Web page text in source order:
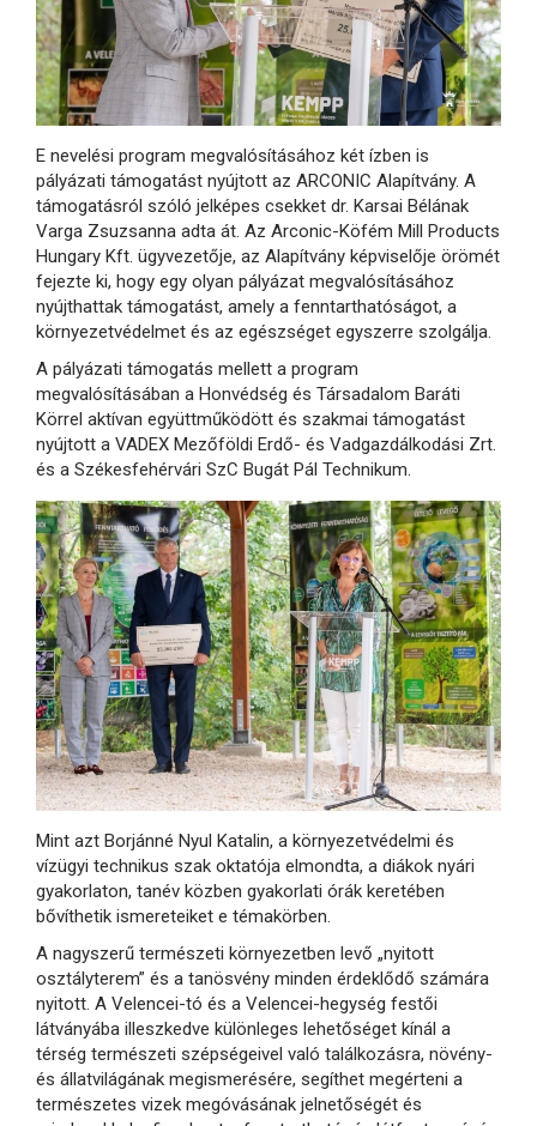
E nevelési program megvalósításához két ízben is
pályázati támogatást nyújtott az ARCONIC Alapítvány. A
támogatásról szóló jelképes csekket dr. Karsai Bélának
Varga Zsuzsanna adta át. Az Arconic-Köfém Mill Products
Hungary Kft. ügyvezetője, az Alapítvány képviselője örömét
fejezte ki, hogy egy olyan pályázat megvalósításához
nyújthattak támogatást, amely a fenntarthatóságot, a
környezetvédelmet és az egészséget egyszerre szolgálja.
A pályázati támogatás mellett a program
megvalósításában a Honvédség és Társadalom Baráti
Körrel aktívan együttműködött és szakmai támogatást
nyújtott a VADEX Mezőföldi Erdő- és Vadgazdálkodási Zrt.
és a Székesfehérvári SzC Bugát Pál Technikum.
Mint azt Borjánné Nyul Katalin, a környezetvédelmi és
vízügyi technikus szak oktatója elmondta, a diákok nyári
gyakorlaton, tanév közben gyakorlati órák keretében
bővíthetik ismereteiket e témakörben.
A nagyszerű természeti környezetben levő „nyitott
osztályterem” és a tanösvény minden érdeklődő számára
nyitott. A Velencei-tó és a Velencei-hegység festői
látványába illeszkedve különleges lehetőséget kínál a
térség természeti szépségeivel való találkozásra, növény-
és állatvilágának megismerésére, segíthet megérteni a
természetes vizek megóvásának jelnetőségét és